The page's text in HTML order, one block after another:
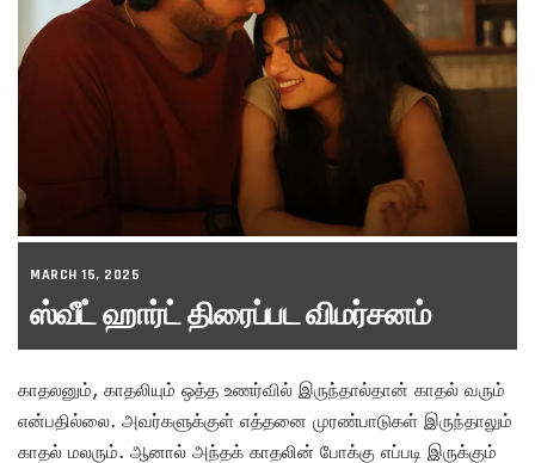
MARCH 15, 2025
ஸ்வீட் ஹார்ட் திரைப்பட விமர்சனம்
காதலனும், காதலியும் ஒத்த உணர்வில் இருந்தால்தான் காதல் வரும்
என்பதில்லை. அவர்களுக்குள் எத்தனை முரண்பாடுகள் இருந்தாலும்
காதல் மலரும். ஆனால் அந்தக் காதலின் போக்கு எப்படி இருக்கும்